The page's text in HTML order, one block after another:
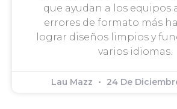
que ayudan a los equipos
errores de formato más
lograr diseños limpios y
varios idiomas.
Lau Mazz 24 De